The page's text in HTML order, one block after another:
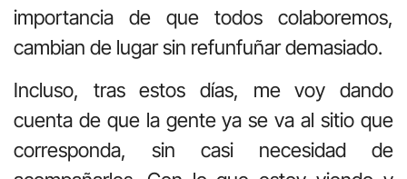
importancia de que todos colaboremos,
cambian de lugar sin refunfuñar demasiado.
Incluso, tras estos días, me voy dando
cuenta de que la gente ya se va al sitio que
corresponda, sin casi necesidad de